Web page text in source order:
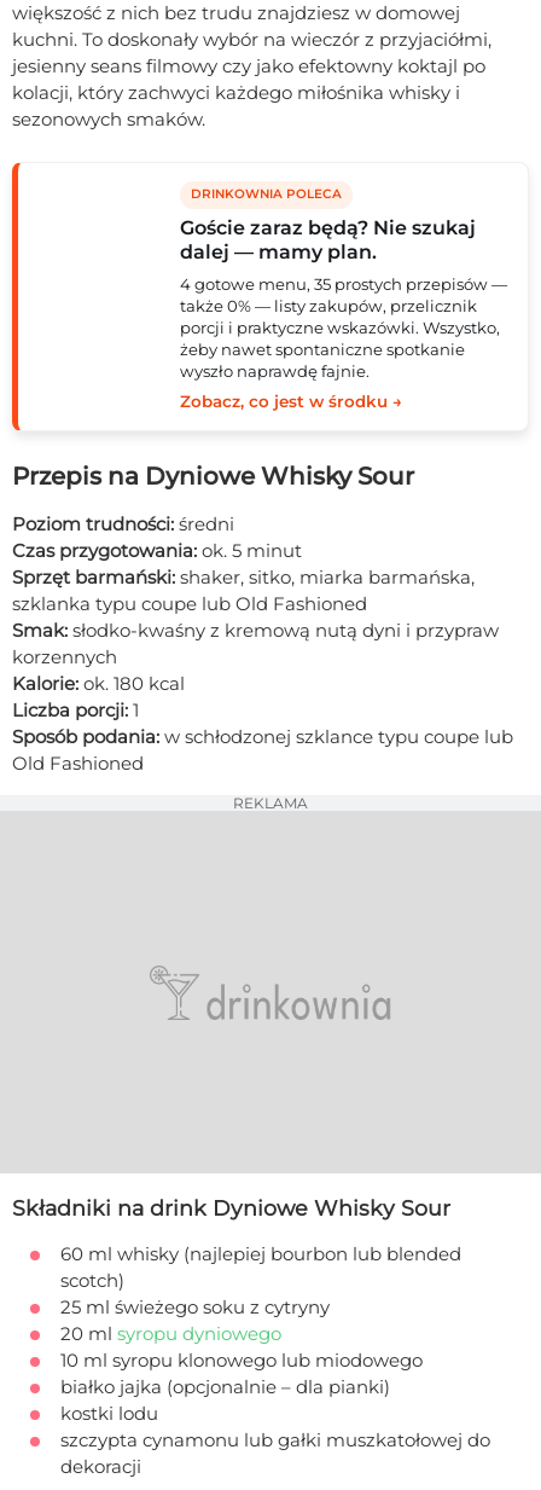
większość z nich bez trudu znajdziesz w domowej
kuchni. To doskonały wybór na wieczór z przyjaciółmi,
jesienny seans filmowy czy jako efektowny koktajl po
kolacji, który zachwyci każdego miłośnika whisky i
sezonowych smaków.
DRINKOWNIA POLECA
Goście zaraz będą? Nie szukaj
dalej — mamy plan.
4 gotowe menu, 35 prostych przepisów —
także 0% — listy zakupów, przelicznik
porcji i praktyczne wskazówki. Wszystko,
żeby nawet spontaniczne spotkanie
wyszło naprawdę fajnie.
Zobacz, co jest w środku →
Przepis na Dyniowe Whisky Sour
Poziom trudności: średni
Czas przygotowania: ok. 5 minut
Sprzęt barmański: shaker, sitko, miarka barmańska,
szklanka typu coupe lub Old Fashioned
Smak: słodko-kwaśny z kremową nutą dyni i przypraw
korzennych
Kalorie: ok. 180 kcal
Liczba porcji: 1
Sposób podania: w schłodzonej szklance typu coupe lub
Old Fashioned
REKLAMA
Składniki na drink Dyniowe Whisky Sour
60 ml whisky (najlepiej bourbon lub blended
scotch)
25 ml świeżego soku z cytryny
20 ml syropu dyniowego
10 ml syropu klonowego lub miodowego
białko jajka (opcjonalnie – dla pianki)
kostki lodu
szczypta cynamonu lub gałki muszkatołowej do
dekoracji